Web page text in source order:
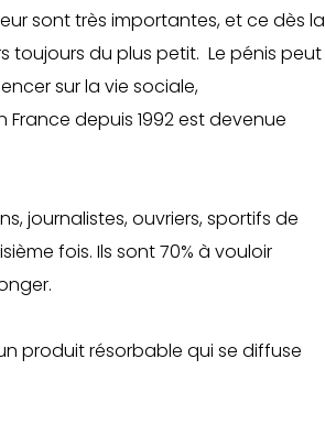
sont très importantes, et ce dès la
toujours du plus petit. Le pénis peut
sur la vie sociale,
France depuis 1992 est devenue
journalistes, ouvriers, sportifs de
fois. Ils sont 70% à vouloir
produit résorbable qui se diffuse